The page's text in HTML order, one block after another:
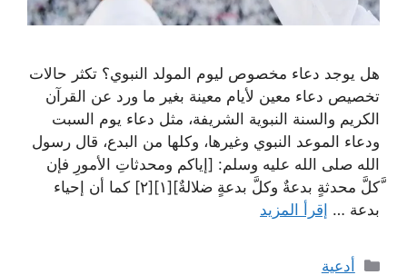
هل يوجد دعاء مخصوص ليوم المولد النبوي؟ تكثر حالات
تخصيص دعاء معين لأيام معينة بغير ما ورد عن القرآن
الكريم والسنة النبوية الشريفة، مثل دعاء يوم السبت
ودعاء الموعد النبوي وغيرها، وكلها من البدع، قال رسول
الله صلى الله عليه وسلم: [إياكم ومحدثاتِ الأمورِ فإن
َّكلَّ محدثةٍ بدعةٌ وكلَّ بدعةٍ ضلالةٌ][١][٢] كما أن إحياء
بدعة … إقرأ المزيد
التصنيفات
أدعية